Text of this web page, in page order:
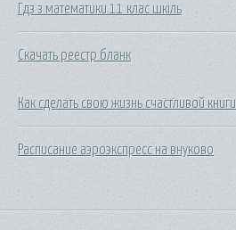
Гдз з математики 11 клас шкіль
Скачать реестр бланк
Как сделать свою жизнь счастливой книги
Расписание аэроэкспресс на внуково